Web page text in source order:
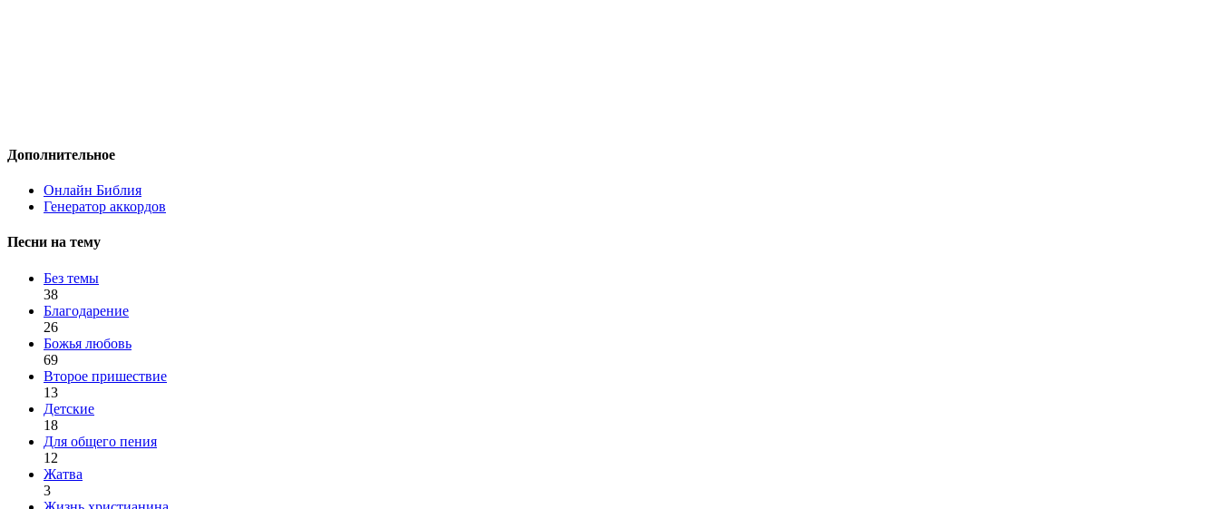
Дополнительное
Онлайн Библия
Генератор аккордов
Песни на тему
Без темы
38
Благодарение
26
Божья любовь
69
Второе пришествие
13
Детские
18
Для общего пения
12
Жатва
3